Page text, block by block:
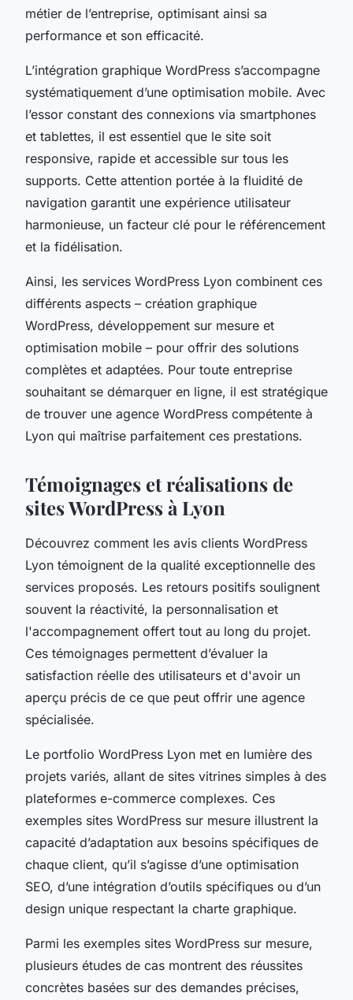
métier de l’entreprise, optimisant ainsi sa
performance et son efficacité.
L’intégration graphique WordPress s’accompagne
systématiquement d’une optimisation mobile. Avec
l’essor constant des connexions via smartphones
et tablettes, il est essentiel que le site soit
responsive, rapide et accessible sur tous les
supports. Cette attention portée à la fluidité de
navigation garantit une expérience utilisateur
harmonieuse, un facteur clé pour le référencement
et la fidélisation.
Ainsi, les services WordPress Lyon combinent ces
différents aspects – création graphique
WordPress, développement sur mesure et
optimisation mobile – pour offrir des solutions
complètes et adaptées. Pour toute entreprise
souhaitant se démarquer en ligne, il est stratégique
de trouver une agence WordPress compétente à
Lyon qui maîtrise parfaitement ces prestations.
Témoignages et réalisations de
sites WordPress à Lyon
Découvrez comment les avis clients WordPress
Lyon témoignent de la qualité exceptionnelle des
services proposés. Les retours positifs soulignent
souvent la réactivité, la personnalisation et
l'accompagnement offert tout au long du projet.
Ces témoignages permettent d’évaluer la
satisfaction réelle des utilisateurs et d'avoir un
aperçu précis de ce que peut offrir une agence
spécialisée.
Le portfolio WordPress Lyon met en lumière des
projets variés, allant de sites vitrines simples à des
plateformes e-commerce complexes. Ces
exemples sites WordPress sur mesure illustrent la
capacité d’adaptation aux besoins spécifiques de
chaque client, qu’il s’agisse d’une optimisation
SEO, d’une intégration d’outils spécifiques ou d’un
design unique respectant la charte graphique.
Parmi les exemples sites WordPress sur mesure,
plusieurs études de cas montrent des réussites
concrètes basées sur des demandes précises,